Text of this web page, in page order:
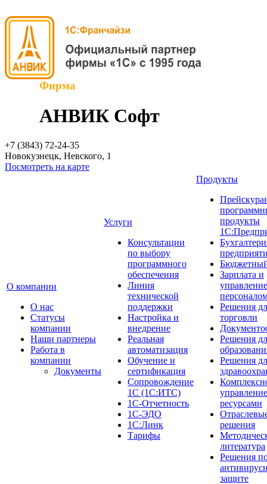
Фирма
АНВИК Софт
+7 (3843) 72-24-35
Новокузнецк, Невского, 1
Посмотреть на карте
О компании
О нас
Cтатусы
компании
Наши партнеры
Работа в
компании
Документы
Услуги
Консультации
по выбору
программного
обеспечения
Линия
технической
поддержки
Настройка и
внедрение
Реальная
автоматизация
Обучение и
сертификация
Сопровождение
1С (1С:ИТС)
1С-Отчетность
1С-ЭДО
1С:Линк
Тарифы
Продукты
продукты
Зарплата и
управление
Решения
торговли
Решения
Решения
управление
ресурсами
решения
литература
Решения
защите